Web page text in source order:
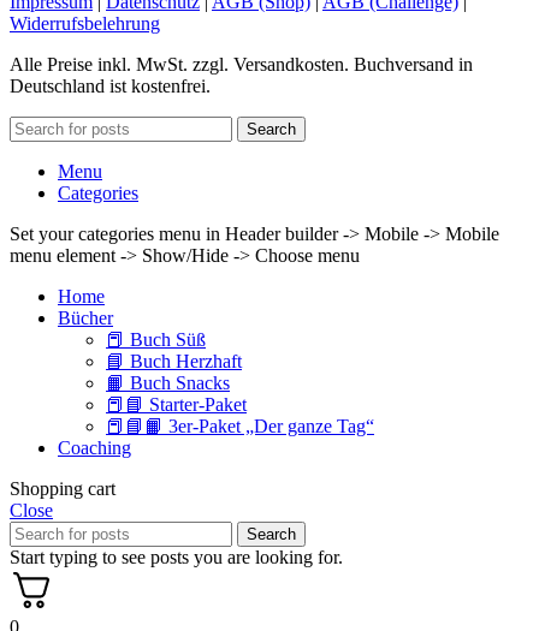
Widerrufsbelehrung
Alle Preise inkl. MwSt. zzgl. Versandkosten. Buchversand in
Deutschland ist kostenfrei.
Search
Menu
Categories
Set your categories menu in Header builder -> Mobile -> Mobile
menu element -> Show/Hide -> Choose menu
Home
Bücher
📕 Buch Süß
📘 Buch Herzhaft
📙 Buch Snacks
📕📘 Starter-Paket
📕📘📙 3er-Paket „Der ganze Tag“
Coaching
Shopping cart
Close
Search
Start typing to see posts you are looking for.
0